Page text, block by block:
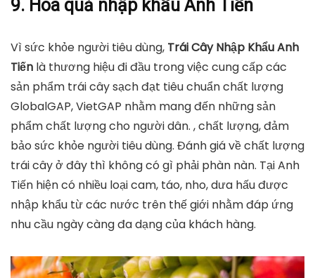
9. Hoa quả nhập khẩu Anh Tiến
Vì sức khỏe người tiêu dùng, Trái Cây Nhập Khẩu Anh
Tiến là thương hiệu đi đầu trong việc cung cấp các
sản phẩm trái cây sạch đạt tiêu chuẩn chất lượng
GlobalGAP, VietGAP nhằm mang đến những sản
phẩm chất lượng cho người dân. , chất lượng, đảm
bảo sức khỏe người tiêu dùng. Đánh giá về chất lượng
trái cây ở đây thì không có gì phải phàn nàn. Tại Anh
Tiến hiện có nhiều loại cam, táo, nho, dưa hấu được
nhập khẩu từ các nước trên thế giới nhằm đáp ứng
nhu cầu ngày càng đa dạng của khách hàng.